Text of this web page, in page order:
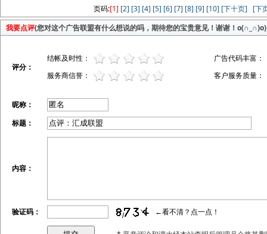
页码:[1] [2] [3] [4] [5] [6] [7] [8] [9] [10] [下十页]
[下
我要点评(您对这个广告联盟有什么想说的吗，期待您的宝贵意见！谢谢！o(∩_∩)o)
评分：
结帐及时性：
广告代码丰富：
服务商信誉：
客户服务质量：
昵称：
标题：
内容：
验证码： ←看不清？点一点！